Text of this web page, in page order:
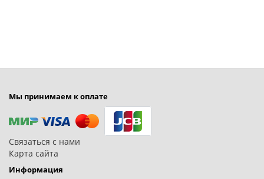
Мы принимаем к оплате
Связаться с нами
Карта сайта
Информация